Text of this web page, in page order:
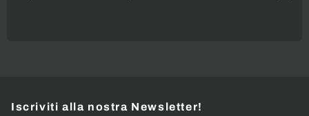
Iscriviti alla nostra Newsletter!